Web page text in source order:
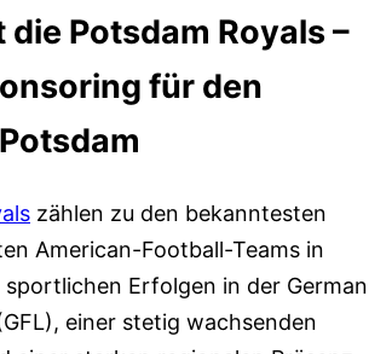
Potsdam Royals –
für den
zählen zu den bekanntesten
American-Football-Teams in
Erfolgen in der German
einer stetig wachsenden